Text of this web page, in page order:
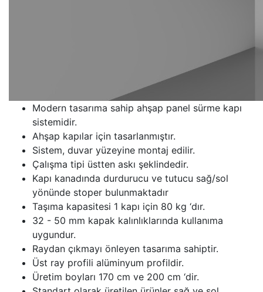
Modern tasarıma sahip ahşap panel sürme kapı
sistemidir.
Ahşap kapılar için tasarlanmıştır.
Sistem, duvar yüzeyine montaj edilir.
Çalışma tipi üstten askı şeklindedir.
Kapı kanadında durdurucu ve tutucu sağ/sol
yönünde stoper bulunmaktadır
Taşıma kapasitesi 1 kapı için 80 kg ‘dır.
32 - 50 mm kapak kalınlıklarında kullanıma
uygundur.
Raydan çıkmayı önleyen tasarıma sahiptir.
Üst ray profili alüminyum profildir.
Üretim boyları 170 cm ve 200 cm ‘dir.